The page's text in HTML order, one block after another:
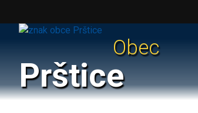
Obec
Prštice